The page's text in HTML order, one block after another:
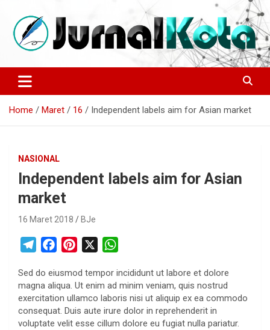
content
JURNALKOTA.NET
Sumber Berita Indonesia dan Internasional Terkini
Home Maret 16 Independent labels aim for Asian market
NASIONAL
Independent labels aim for Asian
market
16 Maret 2018 BJe
l
e
g
r
c
e
b
o
n
t
e
r
a
t
s
A
Sed do eiusmod tempor incididunt ut labore et dolore
magna aliqua. Ut enim ad minim veniam, quis nostrud
exercitation ullamco laboris nisi ut aliquip ex ea commodo
consequat. Duis aute irure dolor in reprehenderit in
voluptate velit esse cillum dolore eu fugiat nulla pariatur.